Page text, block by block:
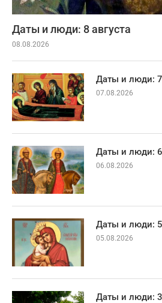
Даты и люди: 8 августа
08.08.2026
Даты и люди: 7
07.08.2026
Даты и люди: 6
06.08.2026
Даты и люди: 5
05.08.2026
Даты и люди: